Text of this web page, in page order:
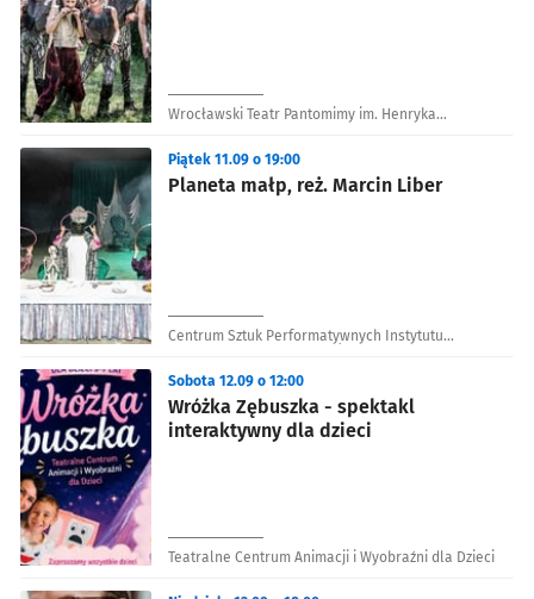
Wrocławski Teatr Pantomimy im. Henryka
Planeta małp, reż. Marcin Liber
Piątek 11.09 o 19:00
Centrum Sztuk Performatywnych Instytutu
Wróżka Zębuszka - spektakl
interaktywny dla dzieci
Sobota 12.09 o 12:00
Teatralne Centrum Animacji i Wyobraźni dla Dzieci